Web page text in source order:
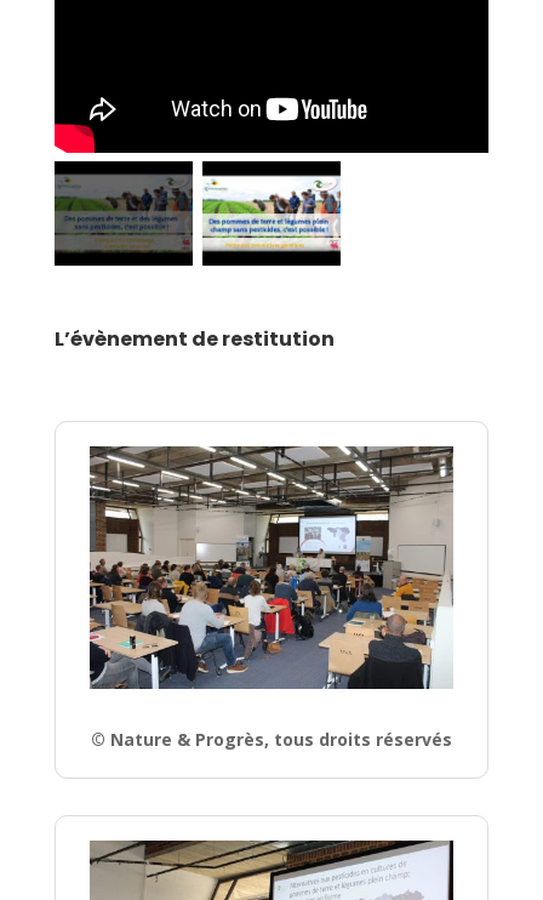
L’évènement de restitution
© Nature & Progrès, tous droits réservés